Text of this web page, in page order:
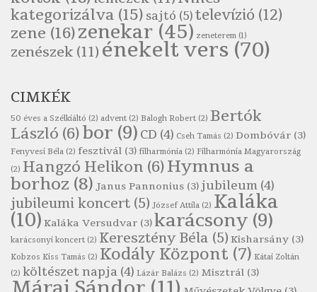
Pákolitz István: Kiolvasó
Szélkiáltó
Páskándi Géza: Madárijesztő
Szélkiáltó
Szélkiáltó
Robert Burns: Árpa Jankó
Szélkiáltó
Robert Burns: Most hoci a számlát
Szélkiáltó
Robert Burns: Most hoci a számlát
Szélkiáltó
Robert Burns: Nagyhasú flaskó…
Szélkiáltó
Robert Burns: Skót ital
Szélkáltó
kategorizálva (15) sajtó (5)televízió (12)
zene (16)zenekar (45) zeneterem (1)
zenészek (11) énekelt vers (70)
CIMKÉK
50 éves a Szélkiáltó (2) advent (2) Balogh Robert (2) Bertók
László (6)bor (9) CD (4) Cseh Tamás (2) Dombóvár (3)
Fenyvesi Béla (2) fesztivál (3) filharmónia (2) Filharmónia Magyarország
(2) Hangzó Helikon (6)Hymnus a
borhoz (8) Janus Pannonius (3)jubileum (4)
jubileumi koncert (5) József Attila (2) Kaláka
(10) Kaláka Versudvar (3)karácsony (9)
karácsonyi koncert (2) Keresztény Béla (5) Kisharsány (3)
Kobzos Kiss Tamás (2) Kodály Központ (7) Kátai Zoltán
(2) költészet napja (4) Lázár Balázs (2) Misztrál (3)